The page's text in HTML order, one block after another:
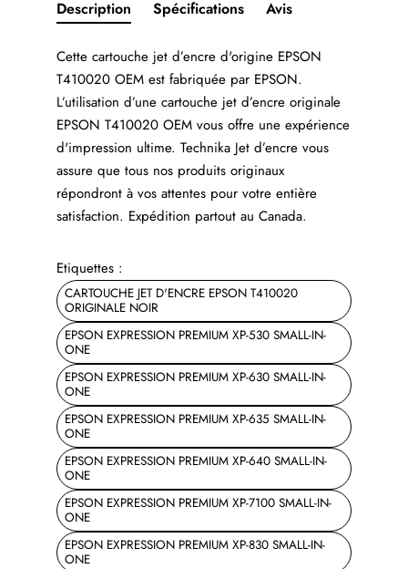
Description Spécifications Avis
Cette cartouche jet d’encre d'origine EPSON
T410020 OEM est fabriquée par EPSON.
L’utilisation d’une cartouche jet d’encre originale
EPSON T410020 OEM vous offre une expérience
d'impression ultime. Technika Jet d’encre vous
assure que tous nos produits originaux
répondront à vos attentes pour votre entière
satisfaction. Expédition partout au Canada.
Etiquettes :
CARTOUCHE JET D'ENCRE EPSON T410020
ORIGINALE NOIR
EPSON EXPRESSION PREMIUM XP-530 SMALL-IN-
ONE
EPSON EXPRESSION PREMIUM XP-630 SMALL-IN-
ONE
EPSON EXPRESSION PREMIUM XP-635 SMALL-IN-
ONE
EPSON EXPRESSION PREMIUM XP-640 SMALL-IN-
ONE
EPSON EXPRESSION PREMIUM XP-7100 SMALL-IN-
ONE
EPSON EXPRESSION PREMIUM XP-830 SMALL-IN-
ONE